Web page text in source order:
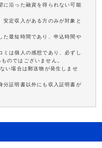
に沿った融資を得られない可能
安定収入がある方のみが対象と
最短時間であり、申込時間や
は個人の感想であり、必ずし
のではございません。
い場合は郵送物が発生しませ
分証明書以外にも収入証明書が